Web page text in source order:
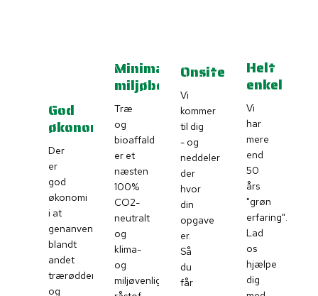
God
økonomi
Der
er
god
økonomi
i at
genanvende
blandt
andet
trærødder
og
Minimal
miljøbelastning
Træ
og
bioaffald
er et
næsten
100%
CO2-
neutralt
og
klima-
og
miljøvenligt
Onsite
Vi
kommer
til dig
- og
neddeler
der
hvor
din
opgave
er.
Så
du
får
Helt
enkel
Vi
har
mere
end
50
års
"grøn
erfaring".
Lad
os
hjælpe
dig